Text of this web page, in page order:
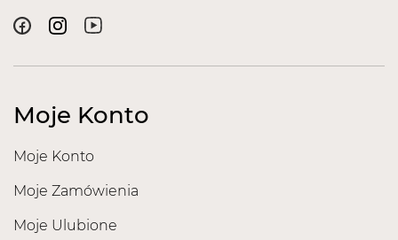
Moje Konto
Moje Konto
Moje Zamówienia
Moje Ulubione